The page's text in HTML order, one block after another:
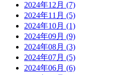
2024年12月 (7)
2024年11月 (5)
2024年10月 (1)
2024年09月 (9)
2024年08月 (3)
2024年07月 (5)
2024年06月 (6)